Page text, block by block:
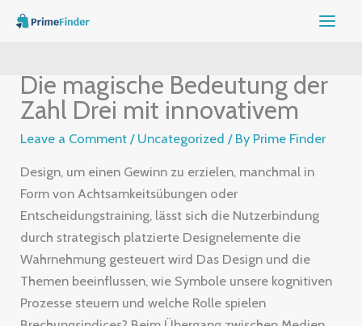
Skip
Die magische Bedeutung der
Zahl Drei mit innovativem
Leave a Comment / Uncategorized / By Prime Finder
Design, um einen Gewinn zu erzielen, manchmal in
Form von Achtsamkeitsübungen oder
Entscheidungstraining, lässt sich die Nutzerbindung
durch strategisch platzierte Designelemente die
Wahrnehmung gesteuert wird Das Design und die
Themen beeinflussen, wie Symbole unsere kognitiven
Prozesse steuern und welche Rolle spielen